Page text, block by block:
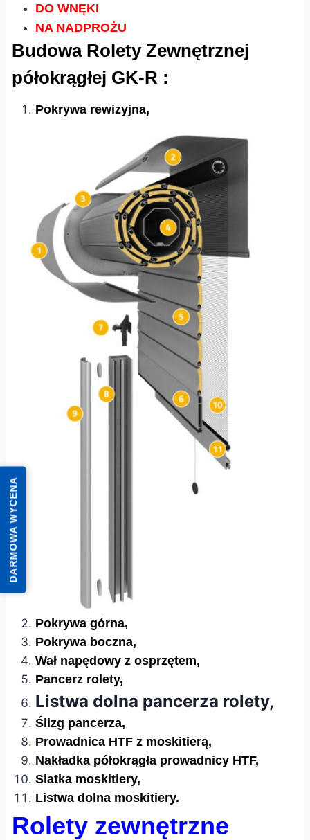
DO WNĘKI
NA NADPROŻU
Budowa Rolety Zewnętrznej
półokrągłej GK-R :
Pokrywa rewizyjna,
Pokrywa górna,
Pokrywa boczna,
Wał napędowy z osprzętem,
Pancerz rolety,
Listwa dolna pancerza rolety,
Ślizg pancerza,
Prowadnica HTF z moskitierą,
Nakładka półokrągła prowadnicy HTF,
Siatka moskitiery,
Listwa dolna moskitiery.
Rolety zewnętrzne
DARMOWA WYCENA